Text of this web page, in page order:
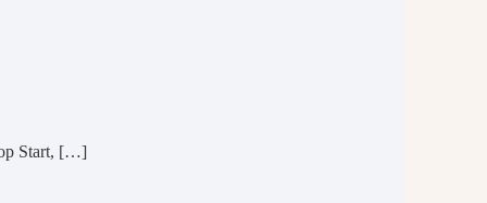
op Start, […]